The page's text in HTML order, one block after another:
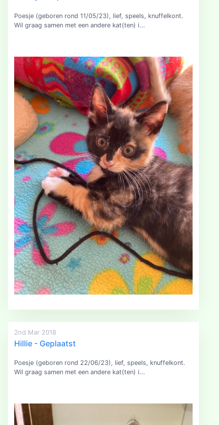
Poesje (geboren rond 11/05/23), lief, speels, knuffelkont.
Wil graag samen met een andere kat(ten) i...
2nd Mar 2018
Hillie - Geplaatst
Poesje (geboren rond 22/06/23), lief, speels, knuffelkont.
Wil graag samen met een andere kat(ten) i...